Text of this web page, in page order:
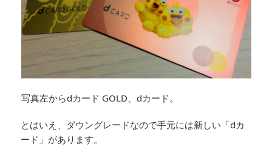
写真左からdカード GOLD、dカード。
とはいえ、ダウングレードなので手元には新しい「dカ
ード」があります。